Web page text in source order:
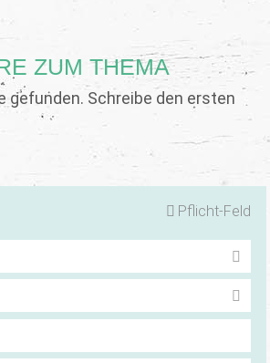
ZUM THEMA
gefunden. Schreibe den ersten
Pflicht-Feld